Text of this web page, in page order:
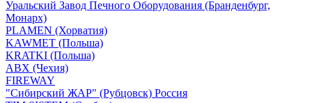
Уральский Завод Печного Оборудования (Бранденбург,
Монарх)
PLAMEN (Хорватия)
KAWMET (Польша)
KRATKI (Польша)
ABX (Чехия)
FIREWAY
"Сибирский ЖАР" (Рубцовск) Россия